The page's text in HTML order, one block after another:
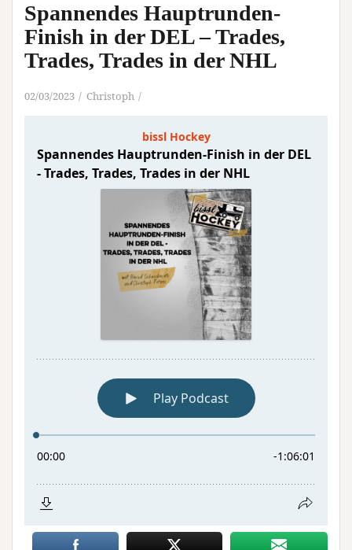
Spannendes Hauptrunden-
Finish in der DEL – Trades,
Trades, Trades in der NHL
02/03/2023 Christoph